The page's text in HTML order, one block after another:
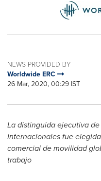
NEWS PROVIDED BY
Worldwide ERC
26 Mar, 2020, 00:29 IST
La distinguida ejecutiva
Internacionales fue
comercial de movilidad
trabajo